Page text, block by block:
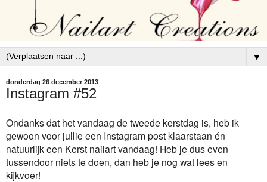
▼
donderdag 26 december 2013
Instagram #52
Ondanks dat het vandaag de tweede kerstdag is, heb ik
gewoon voor jullie een Instagram post klaarstaan én
natuurlijk een Kerst nailart vandaag! Heb je dus even
tussendoor niets te doen, dan heb je nog wat lees en
kijkvoer!